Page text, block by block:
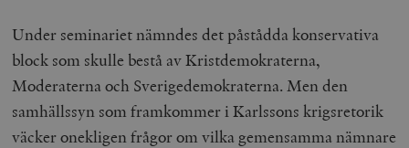
Under seminariet nämndes det påstådda konservativa
block som skulle bestå av Kristdemokraterna,
Moderaterna och Sverigedemokraterna. Men den
samhällssyn som framkommer i Karlssons krigsretorik
väcker onekligen frågor om vilka gemensamma nämnare